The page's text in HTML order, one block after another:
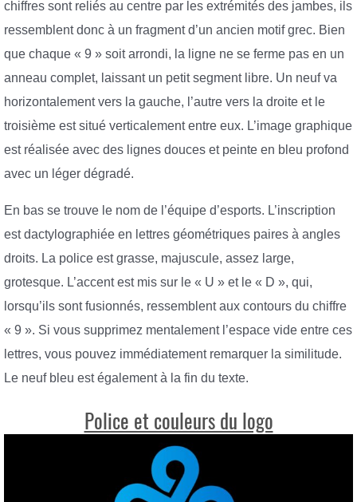
chiffres sont reliés au centre par les extrémités des jambes, ils
ressemblent donc à un fragment d’un ancien motif grec. Bien
que chaque « 9 » soit arrondi, la ligne ne se ferme pas en un
anneau complet, laissant un petit segment libre. Un neuf va
horizontalement vers la gauche, l’autre vers la droite et le
troisième est situé verticalement entre eux. L’image graphique
est réalisée avec des lignes douces et peinte en bleu profond
avec un léger dégradé.
En bas se trouve le nom de l’équipe d’esports. L’inscription
est dactylographiée en lettres géométriques paires à angles
droits. La police est grasse, majuscule, assez large,
grotesque. L’accent est mis sur le « U » et le « D », qui,
lorsqu’ils sont fusionnés, ressemblent aux contours du chiffre
« 9 ». Si vous supprimez mentalement l’espace vide entre ces
lettres, vous pouvez immédiatement remarquer la similitude.
Le neuf bleu est également à la fin du texte.
Police et couleurs du logo